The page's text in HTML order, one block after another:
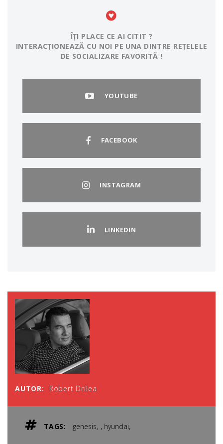
ÎȚI PLACE CE AI CITIT ?
INTERACȚIONEAZĂ CU NOI PE UNA DINTRE REȚELELE
DE SOCIALIZARE FAVORITĂ !
YOUTUBE
FACEBOOK
INSTAGRAM
LINKEDIN
AUTOR: Robert Drilea
TAGS: genesis , hyundai,